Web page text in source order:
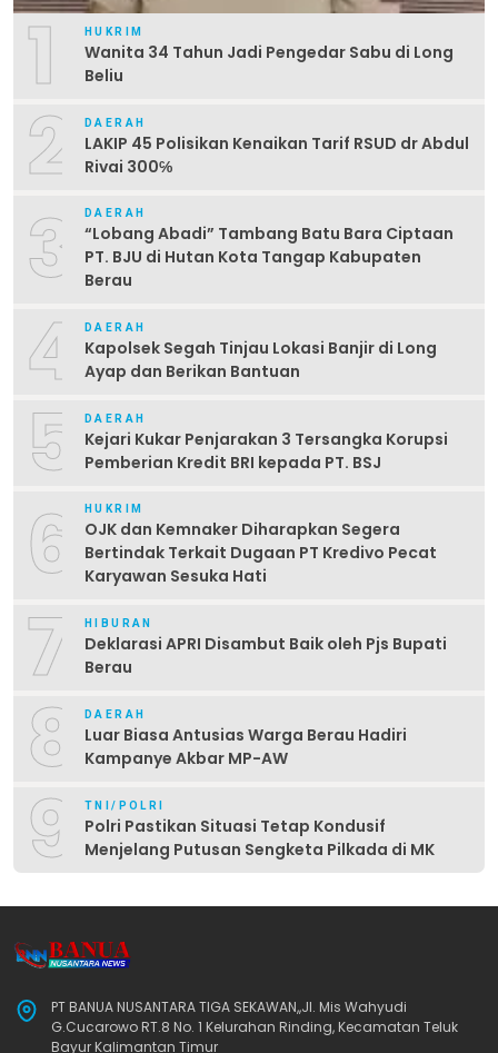
1 HUKRIM
Wanita 34 Tahun Jadi Pengedar Sabu di Long
Beliu
2 DAERAH
LAKIP 45 Polisikan Kenaikan Tarif RSUD dr Abdul
Rivai 300℅
3 DAERAH
“Lobang Abadi” Tambang Batu Bara Ciptaan
PT. BJU di Hutan Kota Tangap Kabupaten
Berau
4 DAERAH
Kapolsek Segah Tinjau Lokasi Banjir di Long
Ayap dan Berikan Bantuan
5 DAERAH
Kejari Kukar Penjarakan 3 Tersangka Korupsi
Pemberian Kredit BRI kepada PT. BSJ
6 HUKRIM
OJK dan Kemnaker Diharapkan Segera
Bertindak Terkait Dugaan PT Kredivo Pecat
Karyawan Sesuka Hati
7 HIBURAN
Deklarasi APRI Disambut Baik oleh Pjs Bupati
Berau
8 DAERAH
Luar Biasa Antusias Warga Berau Hadiri
Kampanye Akbar MP-AW
9 TNI/POLRI
Polri Pastikan Situasi Tetap Kondusif
Menjelang Putusan Sengketa Pilkada di MK
PT BANUA NUSANTARA TIGA SEKAWAN,,Jl. Mis Wahyudi
G.Cucarowo RT.8 No. 1 Kelurahan Rinding, Kecamatan Teluk
Bayur Kalimantan Timur